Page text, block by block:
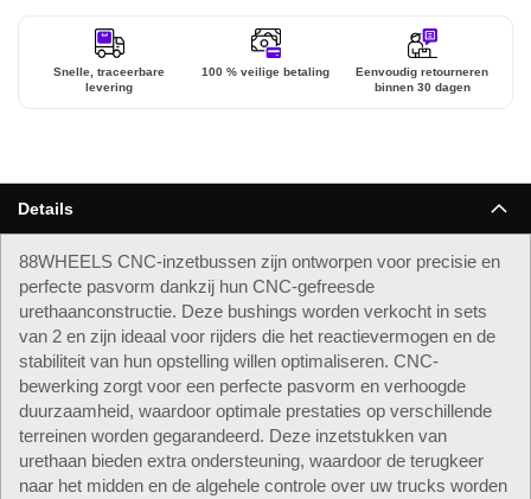
Snelle, traceerbare
levering
100 % veilige betaling
Eenvoudig retourneren
binnen 30 dagen
Details
88WHEELS CNC-inzetbussen zijn ontworpen voor precisie en
perfecte pasvorm dankzij hun CNC-gefreesde
urethaanconstructie. Deze bushings worden verkocht in sets
van 2 en zijn ideaal voor rijders die het reactievermogen en de
stabiliteit van hun opstelling willen optimaliseren. CNC-
bewerking zorgt voor een perfecte pasvorm en verhoogde
duurzaamheid, waardoor optimale prestaties op verschillende
terreinen worden gegarandeerd. Deze inzetstukken van
urethaan bieden extra ondersteuning, waardoor de terugkeer
naar het midden en de algehele controle over uw trucks worden